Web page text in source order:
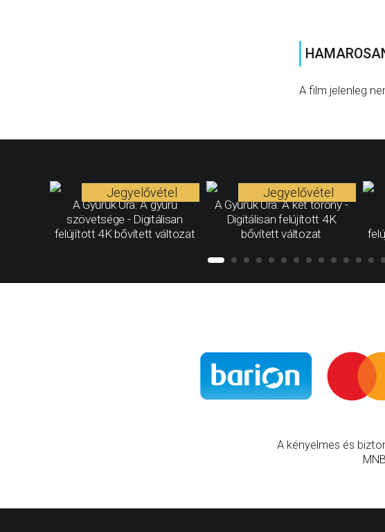
A film jelenleg
A Gyűrűk Ura: A gyűrű
szövetsége - Digitálisan
felújított 4K bővített változat
Jegyelővétel
A Gyűrűk Ura: A két torony -
Digitálisan felújított 4K
bővített változat
Jegyelővétel
A kényelmes és